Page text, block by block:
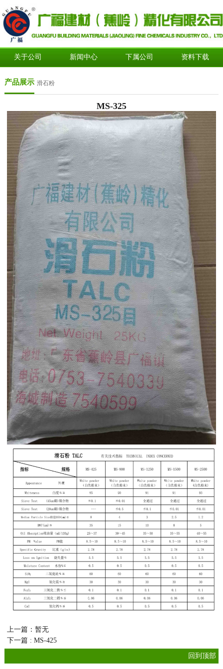
关于公司 新闻中心 下属公司 资料下载
产品展示 滑石粉
MS-325
上一篇：暂无
下一篇 : MS-425
回到顶部